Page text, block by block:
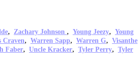
, Zachary Johnson , Young Jeezy, Young
Craven, Warren Sapp, Warren G, Visanthe
Faber, Uncle Kracker, Tyler Perry, Tyler